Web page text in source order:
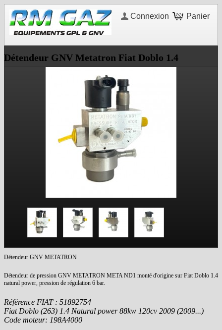
Panier
Connexion
Détendeur GNV Metatron Fiat Doblo 1.4
Détendeur GNV METATRON
Détendeur de pression GNV METATRON META ND1 monté d'origine sur Fiat Doblo 1.4
natural power, pression de régulation 6 bar.
Référence FIAT : 51892754
Fiat Doblo (263) 1.4 Natural power 88kw 120cv 2009 (2009...)
Code moteur: 198A4000